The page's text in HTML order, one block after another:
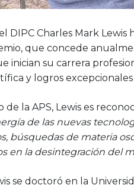
DIPC Charles Mark
que concede
inician su carrera
y logros
la APS, Lewis es
de las nuevas
búsquedas de materia
en la desintegración del
se doctoró en la